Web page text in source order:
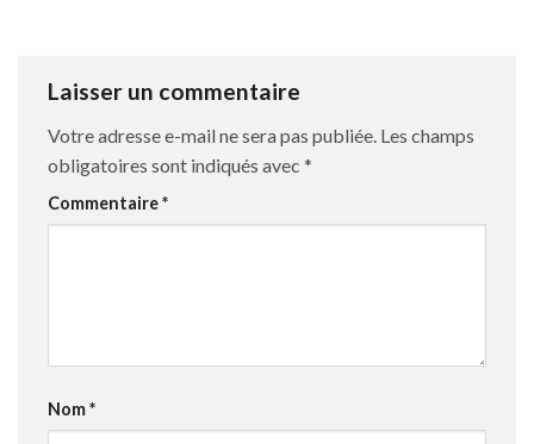
Laisser un commentaire
Votre adresse e-mail ne sera pas publiée. Les champs
obligatoires sont indiqués avec *
Commentaire*
Nom*